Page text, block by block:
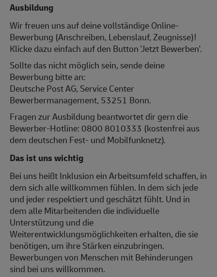
Ausbildung
Wir freuen uns auf deine vollständige Online-
Bewerbung (Anschreiben, Lebenslauf, Zeugnisse)!
Klicke dazu einfach auf den Button 'Jetzt Bewerben'.
Sollte das nicht möglich sein, sende deine
Bewerbung bitte an:
Deutsche Post AG, Service Center
Bewerbermanagement, 53251 Bonn.
Fragen zur Ausbildung beantwortet dir gern die
Bewerber-Hotline: 0800 8010333 (kostenfrei aus
dem deutschen Fest- und Mobilfunknetz).
Das ist uns wichtig
Bei uns heißt Inklusion ein Arbeitsumfeld schaffen, in
dem sich alle willkommen fühlen. In dem sich jede
und jeder respektiert und geschätzt fühlt. Und in
dem alle Mitarbeitenden die individuelle
Unterstützung und die
Weiterentwicklungsmöglichkeiten erhalten, die sie
benötigen, um ihre Stärken einzubringen.
Bewerbungen von Menschen mit Behinderungen
sind bei uns willkommen.